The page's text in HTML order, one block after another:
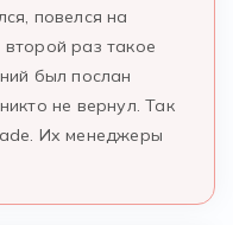
повелся на
раз такое
был послан
не вернул. Так
Их менеджеры